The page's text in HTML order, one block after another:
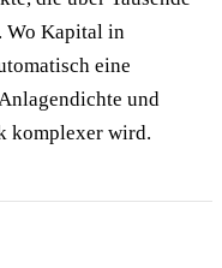
Wo Kapital in
eine
und
komplexer wird.